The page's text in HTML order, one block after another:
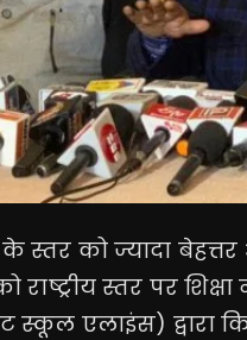
के स्तर को ज्यादा
राष्ट्रीय स्तर पर
एलाइंस) द्वारा